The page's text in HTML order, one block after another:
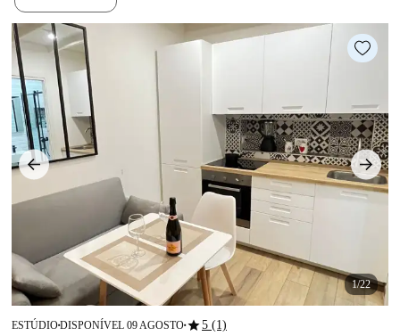
1/22
ESTÚDIO■DISPONÍVEL 09 AGOSTO■star5 (1)